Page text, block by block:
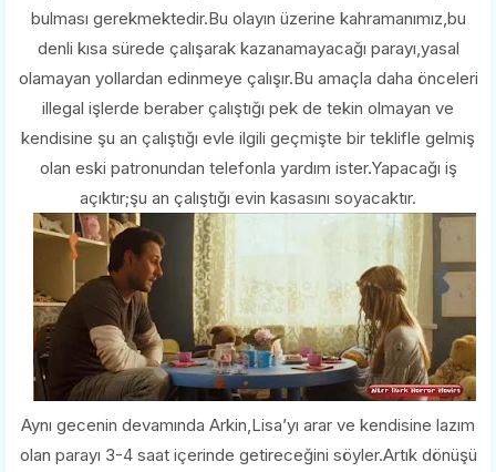
bulması gerekmektedir.Bu olayın üzerine kahramanımız,bu
denli kısa sürede çalışarak kazanamayacağı parayı,yasal
olamayan yollardan edinmeye çalışır.Bu amaçla daha önceleri
illegal işlerde beraber çalıştığı pek de tekin olmayan ve
kendisine şu an çalıştığı evle ilgili geçmişte bir teklifle gelmiş
olan eski patronundan telefonla yardım ister.Yapacağı iş
açıktır;şu an çalıştığı evin kasasını soyacaktır.
Aynı gecenin devamında Arkin,Lisa’yı arar ve kendisine lazım
olan parayı 3-4 saat içerinde getireceğini söyler.Artık dönüşü